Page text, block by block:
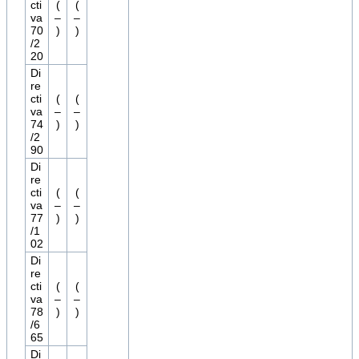
cti
va
70
/2
20
(
–
)
(
–
)
Di
re
cti
va
74
/2
90
(
–
)
(
–
)
Di
re
cti
va
77
/1
02
(
–
)
(
–
)
Di
re
cti
va
78
/6
65
(
–
)
(
–
)
Di